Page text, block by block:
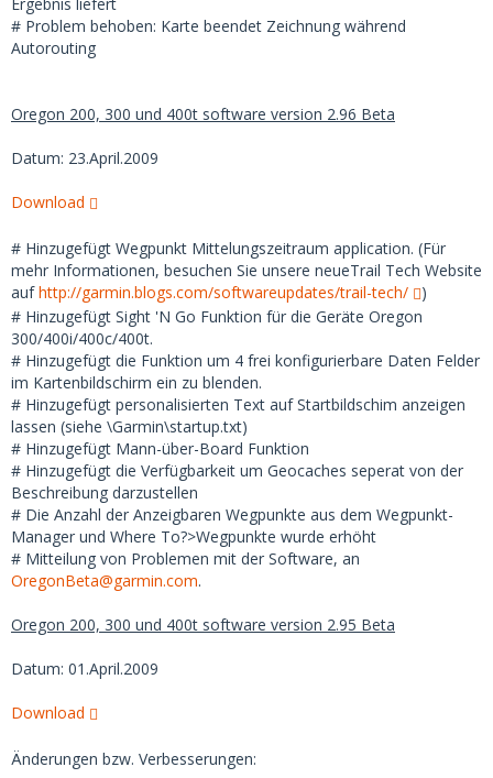
# Problem behoben: Karte beendet Zeichnung während
Autorouting
Oregon 200, 300 und 400t software version 2.96 Beta
Datum: 23.April.2009
Download
# Hinzugefügt Wegpunkt Mittelungszeitraum application. (Für
mehr Informationen, besuchen Sie unsere neueTrail Tech Website
aufhttp://garmin.blogs.com/softwareupdates/trail-tech/
)
# Hinzugefügt Sight 'N Go Funktion für die Geräte Oregon
300/400i/400c/400t.
# Hinzugefügt die Funktion um 4 frei konfigurierbare Daten Felder
im Kartenbildschirm ein zu blenden.
# Hinzugefügt personalisierten Text auf Startbildschim anzeigen
lassen (siehe \Garmin\startup.txt)
# Hinzugefügt Mann-über-Board Funktion
# Hinzugefügt die Verfügbarkeit um Geocaches seperat von der
Beschreibung darzustellen
# Die Anzahl der Anzeigbaren Wegpunkte aus dem Wegpunkt-
Manager und Where To?>Wegpunkte wurde erhöht
# Mitteilung von Problemen mit der Software, an
OregonBeta@garmin.com.
Oregon 200, 300 und 400t software version 2.95 Beta
Datum: 01.April.2009
Download
Änderungen bzw. Verbesserungen: